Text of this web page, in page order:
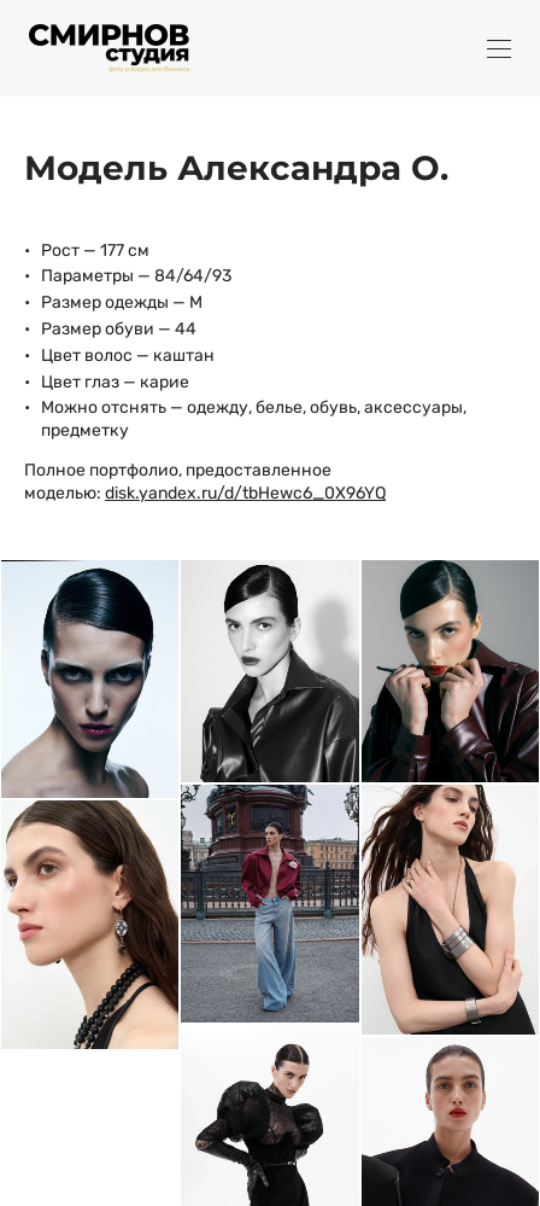
Модель Александра О.
Рост — 177 см
Параметры — 84/64/93
Размер одежды — М
Размер обуви — 44
Цвет волос — каштан
Цвет глаз — карие
Можно отснять — одежду, белье, обувь, аксессуары,
предметку
Полное портфолио, предоставленное
моделью: disk.yandex.ru/d/tbHewc6_0X96YQ